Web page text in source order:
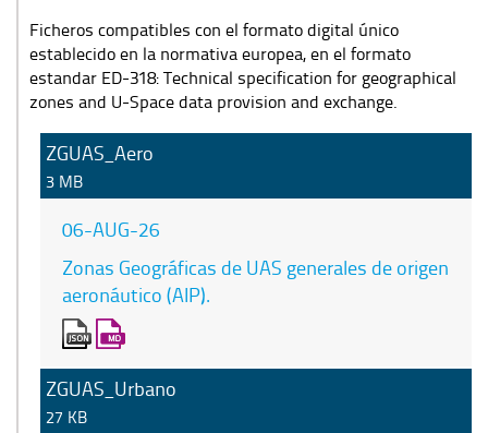
Ficheros compatibles con el formato digital único
establecido en la normativa europea, en el formato
estandar ED-318: Technical specification for geographical
zones and U-Space data provision and exchange.
ZGUAS_Aero
3 MB
06-AUG-26
Zonas Geográficas de UAS generales de origen
aeronáutico (AIP).
ZGUAS_Urbano
27 KB